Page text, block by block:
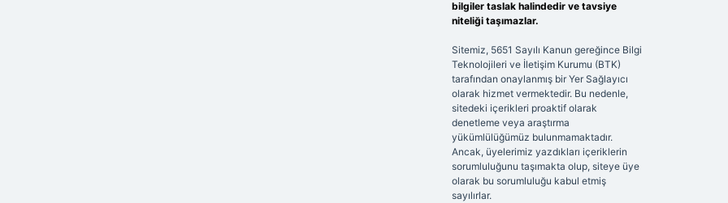
bilgiler taslak halindedir ve tavsiye
niteliği taşımazlar.
Sitemiz, 5651 Sayılı Kanun gereğince Bilgi
Teknolojileri ve İletişim Kurumu (BTK)
tarafından onaylanmış bir Yer Sağlayıcı
olarak hizmet vermektedir. Bu nedenle,
sitedeki içerikleri proaktif olarak
denetleme veya araştırma
yükümlülüğümüz bulunmamaktadır.
Ancak, üyelerimiz yazdıkları içeriklerin
sorumluluğunu taşımakta olup, siteye üye
olarak bu sorumluluğu kabul etmiş
sayılırlar.